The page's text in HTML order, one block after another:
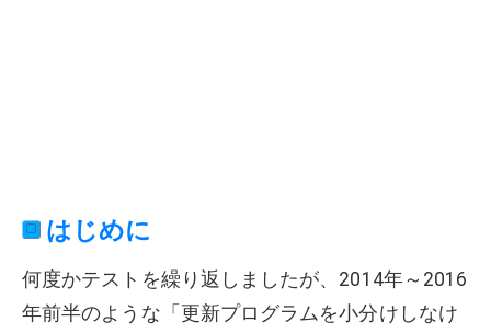
はじめに
何度かテストを繰り返しましたが、2014年～2016
年前半のような「更新プログラムを小分けしなけ